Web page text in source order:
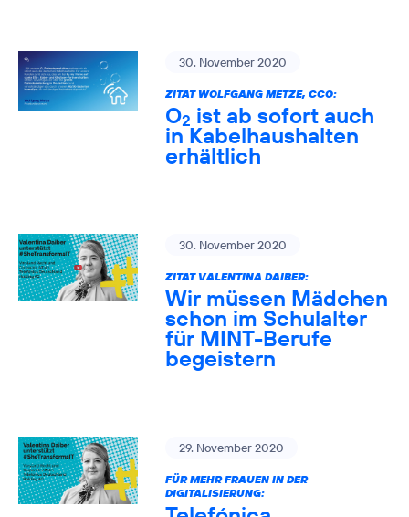
30. November 2020
ZITAT WOLFGANG METZE, CCO:
O2 ist ab sofort auch
in Kabelhaushalten
erhältlich
30. November 2020
ZITAT VALENTINA DAIBER:
Wir müssen Mädchen
schon im Schulalter
für MINT-Berufe
begeistern
29. November 2020
FÜR MEHR FRAUEN IN DER
DIGITALISIERUNG: